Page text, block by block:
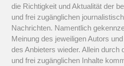
die Richtigkeit und Aktualität der
und frei zugänglichen
Nachrichten. Namentlich
Meinung des jeweiligen Autors
des Anbieters wieder. Allein durch
und frei zugänglichen Inhalte